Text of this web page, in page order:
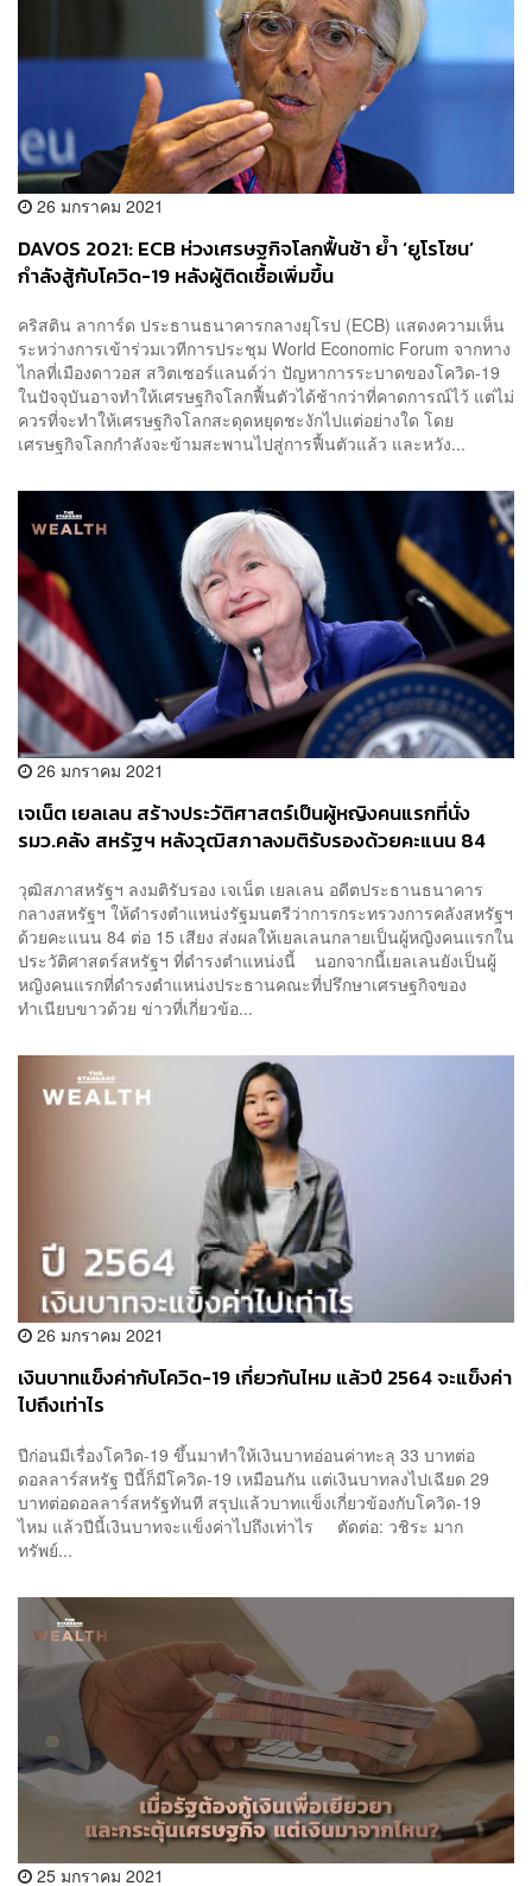
26 มกราคม 2021
DAVOS 2021: ECB ห่วงเศรษฐกิจโลกฟื้นช้า ย้ำ ‘ยูโรโซน’
กำลังสู้กับโควิด-19 หลังผู้ติดเชื้อเพิ่มขึ้น
คริสติน ลาการ์ด ประธานธนาคารกลางยุโรป (ECB) แสดงความเห็น
ระหว่างการเข้าร่วมเวทีการประชุม World Economic Forum จากทาง
ไกลที่เมืองดาวอส สวิตเซอร์แลนด์ว่า ปัญหาการระบาดของโควิด-19
ในปัจจุบันอาจทำให้เศรษฐกิจโลกฟื้นตัวได้ช้ากว่าที่คาดการณ์ไว้ แต่ไม่
ควรที่จะทำให้เศรษฐกิจโลกสะดุดหยุดชะงักไปแต่อย่างใด โดย
เศรษฐกิจโลกกำลังจะข้ามสะพานไปสู่การฟื้นตัวแล้ว และหวัง...
26 มกราคม 2021
เจเน็ต เยลเลน สร้างประวัติศาสตร์เป็นผู้หญิงคนแรกที่นั่ง
รมว.คลัง สหรัฐฯ หลังวุฒิสภาลงมติรับรองด้วยคะแนน 84
วุฒิสภาสหรัฐฯ ลงมติรับรอง เจเน็ต เยลเลน อดีตประธานธนาคาร
กลางสหรัฐฯ ให้ดำรงตำแหน่งรัฐมนตรีว่าการกระทรวงการคลังสหรัฐฯ
ด้วยคะแนน 84 ต่อ 15 เสียง ส่งผลให้เยลเลนกลายเป็นผู้หญิงคนแรกใน
ประวัติศาสตร์สหรัฐฯ ที่ดำรงตำแหน่งนี้ นอกจากนี้เยลเลนยังเป็นผู้
หญิงคนแรกที่ดำรงตำแหน่งประธานคณะที่ปรึกษาเศรษฐกิจของ
ทำเนียบขาวด้วย ข่าวที่เกี่ยวข้อ...
26 มกราคม 2021
เงินบาทแข็งค่ากับโควิด-19 เกี่ยวกันไหม แล้วปี 2564 จะแข็งค่า
ไปถึงเท่าไร
ปีก่อนมีเรื่องโควิด-19 ขึ้นมาทำให้เงินบาทอ่อนค่าทะลุ 33 บาทต่อ
ดอลลาร์สหรัฐ ปีนี้ก็มีโควิด-19 เหมือนกัน แต่เงินบาทลงไปเฉียด 29
บาทต่อดอลลาร์สหรัฐทันที สรุปแล้วบาทแข็งเกี่ยวข้องกับโควิด-19
ไหม แล้วปีนี้เงินบาทจะแข็งค่าไปถึงเท่าไร ตัดต่อ: วชิระ มาก
ทรัพย์...
25 มกราคม 2021